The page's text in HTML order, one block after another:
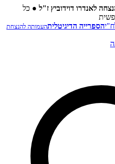
לאנדרו דוידוביץ ז"ל ● כל
הספרייה הדיגיטליתהעמותה להנצחת